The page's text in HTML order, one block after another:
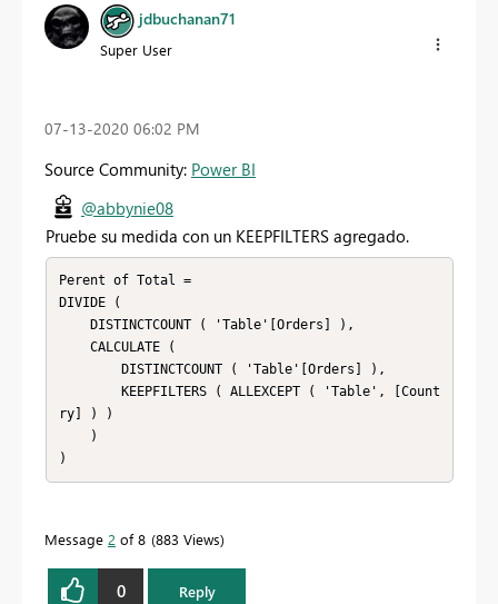
jdbuchanan71
Super User
‎07-13-2020 06:02 PM
Source Community: Power BI
@abbynie08
Pruebe su medida con un KEEPFILTERS agregado.
Perent of Total =
DIVIDE (
ry] ) )
Message 2 of 8 883 Views
0 Reply